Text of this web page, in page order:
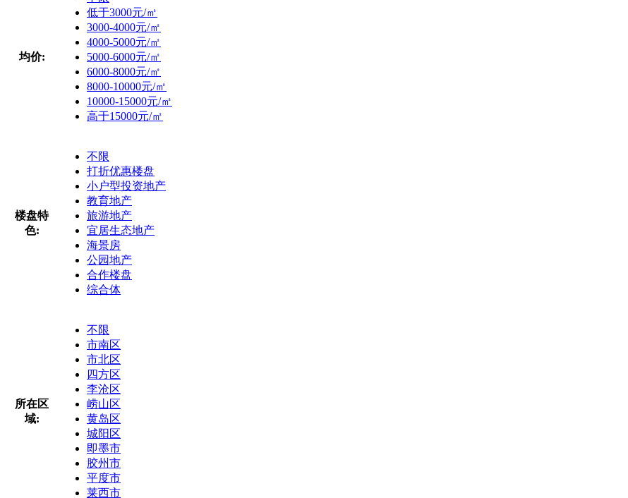
均价:
低于3000元/㎡
3000-4000元/㎡
4000-5000元/㎡
5000-6000元/㎡
6000-8000元/㎡
8000-10000元/㎡
10000-15000元/㎡
高于15000元/㎡
楼盘特
色:
不限
打折优惠楼盘
小户型投资地产
教育地产
旅游地产
宜居生态地产
海景房
公园地产
合作楼盘
综合体
所在区
域:
不限
市南区
市北区
四方区
李沧区
崂山区
黄岛区
城阳区
即墨市
胶州市
平度市
莱西市